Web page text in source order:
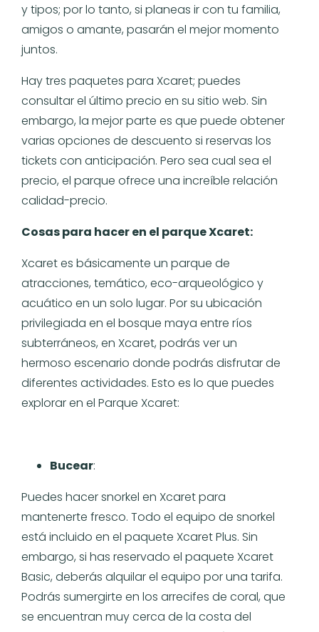
y tipos; por lo tanto, si planeas ir con tu familia,
amigos o amante, pasarán el mejor momento
juntos.
Hay tres paquetes para Xcaret; puedes
consultar el último precio en su sitio web. Sin
embargo, la mejor parte es que puede obtener
varias opciones de descuento si reservas los
tickets con anticipación. Pero sea cual sea el
precio, el parque ofrece una increíble relación
calidad-precio.
Cosas para hacer en el parque Xcaret:
Xcaret es básicamente un parque de
atracciones, temático, eco-arqueológico y
acuático en un solo lugar. Por su ubicación
privilegiada en el bosque maya entre ríos
subterráneos, en Xcaret, podrás ver un
hermoso escenario donde podrás disfrutar de
diferentes actividades. Esto es lo que puedes
explorar en el Parque Xcaret:
Bucear:
Puedes hacer snorkel en Xcaret para
mantenerte fresco. Todo el equipo de snorkel
está incluido en el paquete Xcaret Plus. Sin
embargo, si has reservado el paquete Xcaret
Basic, deberás alquilar el equipo por una tarifa.
Podrás sumergirte en los arrecifes de coral, que
se encuentran muy cerca de la costa del